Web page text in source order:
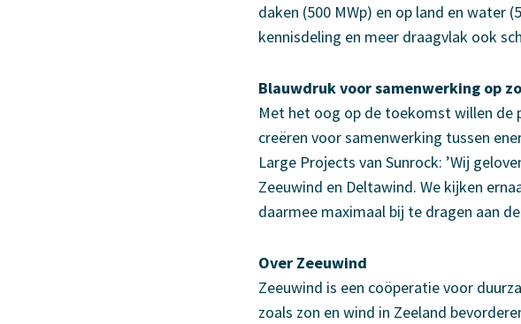
daken (500 MWp) en op land en water
kennisdeling en meer draagvlak ook
Blauwdruk voor samenwerking op
Met het oog op de toekomst willen de
creëren voor samenwerking tussen
Large Projects van Sunrock: ’Wij
Zeeuwind en Deltawind. We kijken
daarmee maximaal bij te dragen aan
Over Zeeuwind
Zeeuwind is een coöperatie voor
zoals zon en wind in Zeeland